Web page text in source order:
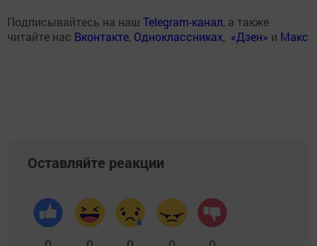
Подписывайтесь на наш Telegram-канал, а также
читайте нас Вконтакте, Одноклассниках, «Дзен» и Макс
Оставляйте реакции